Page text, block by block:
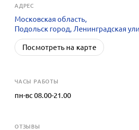
АДРЕС
Московская область,
Подольск город, Ленинградская
Посмотреть на карте
ЧАСЫ РАБОТЫ
пн-вс 08.00-21.00
ОТЗЫВЫ